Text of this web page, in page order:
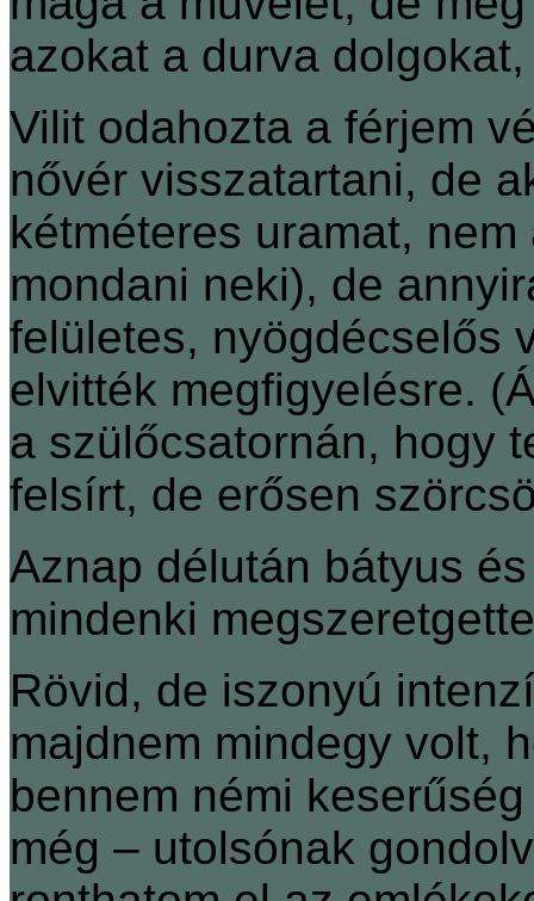
azokat a durva
Vilit odahozta a férjem
nővér visszatartani, de
kétméteres uramat,
mondani neki), de
felületes, nyögdécselős
elvitték megfigyelésre.
a szülőcsatornán, hogy
felsírt, de erősen
Aznap délután bátyus
mindenki
Rövid, de iszonyú
majdnem mindegy volt,
bennem némi
még – utolsónak